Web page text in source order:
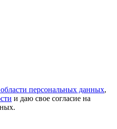
персональных данных,
и даю свое согласие на